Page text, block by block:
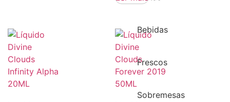
Bebidas
Frescos
Sobremesas